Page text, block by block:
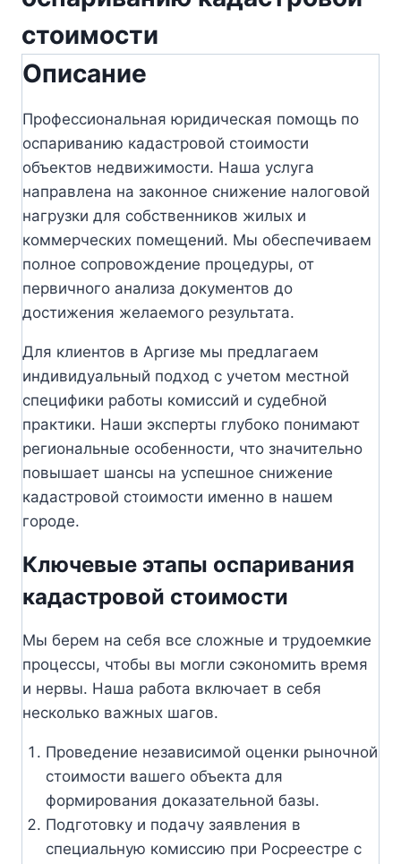
стоимости
Описание
Профессиональная юридическая помощь по
оспариванию кадастровой стоимости
объектов недвижимости. Наша услуга
направлена на законное снижение налоговой
нагрузки для собственников жилых и
коммерческих помещений. Мы обеспечиваем
полное сопровождение процедуры, от
первичного анализа документов до
достижения желаемого результата.
Для клиентов в Аргизе мы предлагаем
индивидуальный подход с учетом местной
специфики работы комиссий и судебной
практики. Наши эксперты глубоко понимают
региональные особенности, что значительно
повышает шансы на успешное снижение
кадастровой стоимости именно в нашем
городе.
Ключевые этапы оспаривания
кадастровой стоимости
Мы берем на себя все сложные и трудоемкие
процессы, чтобы вы могли сэкономить время
и нервы. Наша работа включает в себя
несколько важных шагов.
Проведение независимой оценки рыночной
стоимости вашего объекта для
формирования доказательной базы.
Подготовку и подачу заявления в
специальную комиссию при Росреестре с